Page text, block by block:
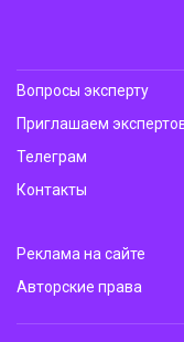
Вопросы эксперту
Приглашаем
Телеграм
Контакты
Реклама на сайте
Авторские права